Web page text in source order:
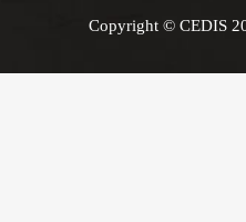
Copyright © CEDIS